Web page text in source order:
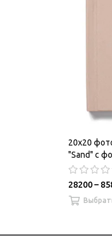
20x20
"Sand" с
28200 –